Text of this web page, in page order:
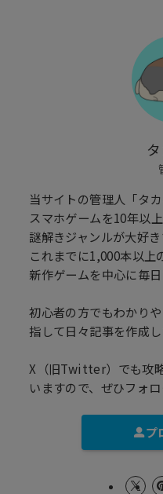
当サイトの管理人「タ
スマホゲームを10年以
謎解きジャンルが大好き
これまでに1,000本以上
新作ゲームを中心に毎日
初心者の方でもわかり
指して日々記事を作成し
X（旧Twitter）でも攻
いますので、ぜひフォ
プ